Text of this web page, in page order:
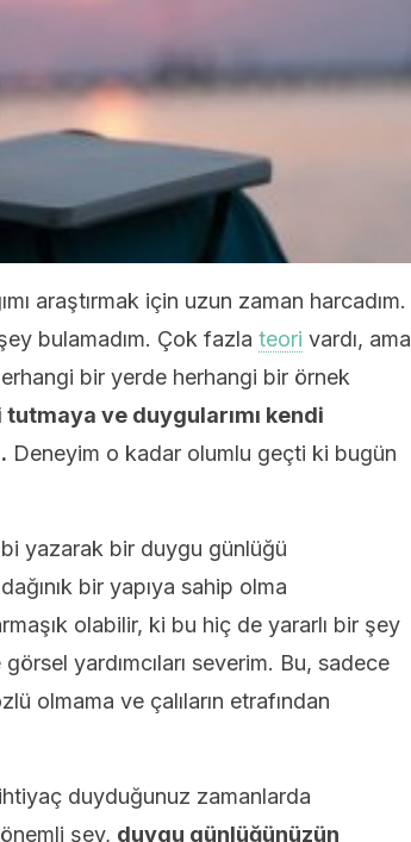
araştırmak için uzun zaman harcadım.
bulamadım. Çok fazla teori vardı, ama
bir yerde herhangi bir örnek
ve duygularımı kendi
Deneyim o kadar olumlu geçti ki bugün
yazarak bir duygu günlüğü
bir yapıya sahip olma
olabilir, ki bu hiç de yararlı bir şey
yardımcıları severim. Bu, sadece
olmama ve çalıların etrafından
duyduğunuz zamanlarda
şey, duygu günlüğünüzün